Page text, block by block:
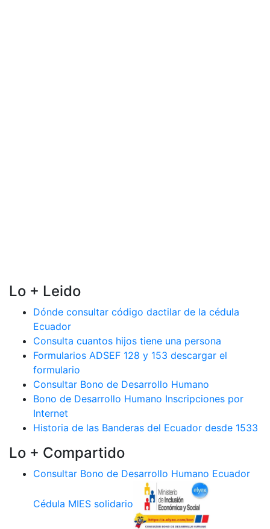
Lo + Leido
Dónde consultar código dactilar de la cédula
Ecuador
Consulta cuantos hijos tiene una persona
Formularios ADSEF 128 y 153 descargar el
formulario
Consultar Bono de Desarrollo Humano
Bono de Desarrollo Humano Inscripciones por
Internet
Historia de las Banderas del Ecuador desde 1533
Lo + Compartido
Consultar Bono de Desarrollo Humano Ecuador
Cédula MIES solidario